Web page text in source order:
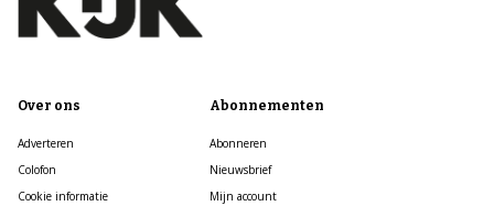
Over ons
Adverteren
Colofon
Cookie informatie
Abonnementen
Abonneren
Nieuwsbrief
Mijn account